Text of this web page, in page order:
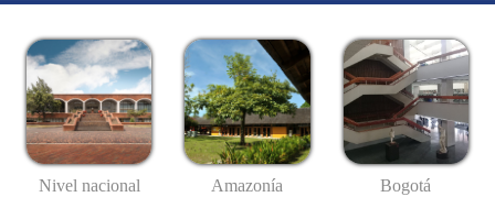
Nivel nacional Amazonía Bogotá